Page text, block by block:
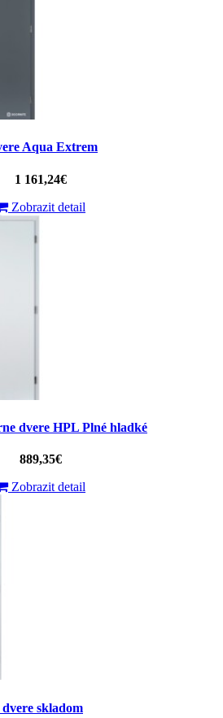
Aqua Extrem
1 161,24€
Zobrazit detail
dvere HPL Plné hladké
889,35€
Zobrazit detail
skladom